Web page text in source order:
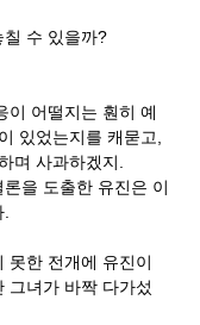
칠 수 있을까?
이 어떨지는 훤히 예
있었는지를 캐묻고,
며 사과하겠지.
을 도출한 유진은 이
못한 전개에 유진이
그녀가 바짝 다가섰